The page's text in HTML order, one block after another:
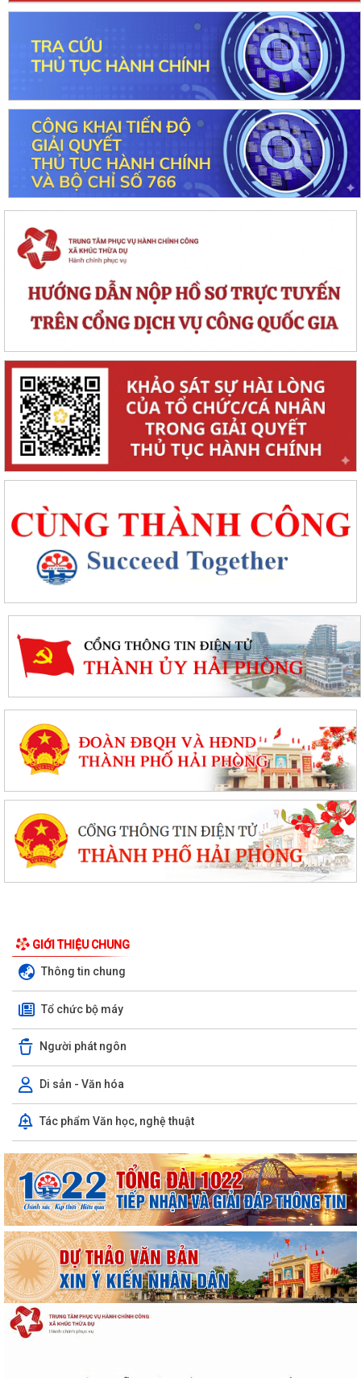
GIỚI THIỆU CHUNG
Thông tin chung
Tổ chức bộ máy
Người phát ngôn
Di sản - Văn hóa
Tác phẩm Văn học, nghệ thuật